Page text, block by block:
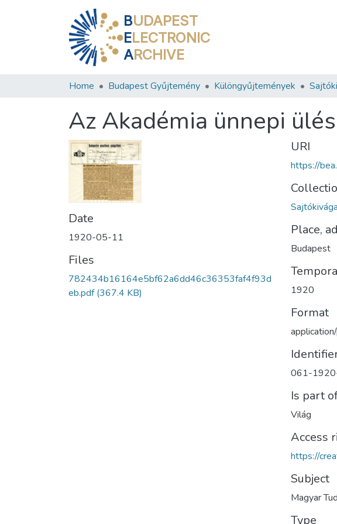
BUDAPEST
ELECTRONIC
ARCHIVE
Home Budapest Gyűjtemény Különgyűjtemények
Az Akadémia ünnepi
Date
1920-05-11
Files
782434b16164e5bf62a6dd46c36353faf4f93d
eb.pdf(367.4 KB)
URI
https://
Place,
Budapest
1920
Format
061-
Is part
Világ
Access
https://
Subject
Magyar
Type